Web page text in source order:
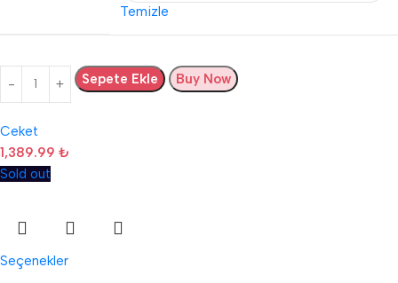
Temizle
Sepete Ekle Buy Now
Ceket
1,389.99 ₺
Sold out
Seçenekler